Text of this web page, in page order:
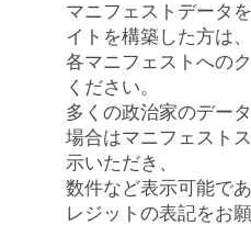
マニフェストデータ
イトを構築した方は、
各マニフェストへの
ください。
多くの政治家のデー
場合はマニフェスト
示いただき、
数件など表示可能で
レジットの表記をお